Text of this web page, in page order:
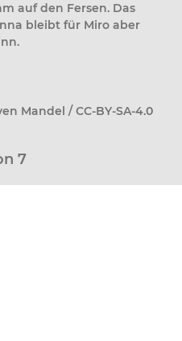
auf den Fersen. Das
bleibt für Miro aber
Mandel / CC-BY-SA-4.0
7